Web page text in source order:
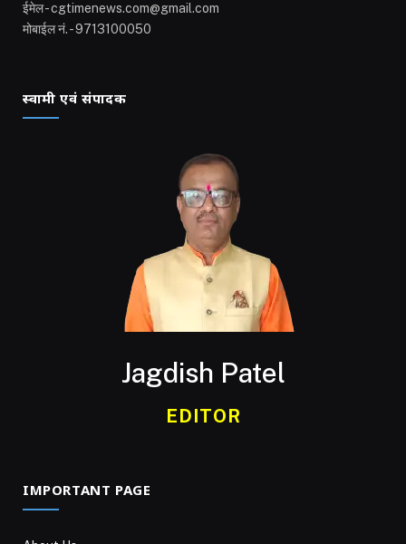
ईमेल - cgtimenews.com@gmail.com
मोबाईल नं. - 9713100050
स्वामी एवं संपादक
Jagdish Patel
EDITOR
IMPORTANT PAGE